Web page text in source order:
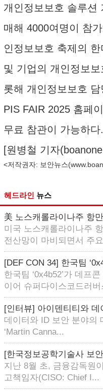
개인정보보호 솔루션
매해 4000여명이 참
인정보보호 축제의
및 기업의 개인정보보
롯해 개인정보보호
PIS FAIR 2025 홈페
무료 참관이 가능하다.
[원병철 기자(
<저작권자: 보안뉴스(
헤드라인 뉴스
美 노스캐롤라이나주 항
미국 노스캐롤라이나주
전산망이 마비되면서 주
[DEF CON 34] 한국팀
한국팀 ‘0x4b52’가 데프
이어 슈퍼다이스코드러버
[인터뷰] 아이덴티티와
데이터와 ID 보안 분야의
‘Martin Canna...
[한국정보공학기술사 보
지난 8월 초, 금융감독원
고책임자(CISO: Chief I...